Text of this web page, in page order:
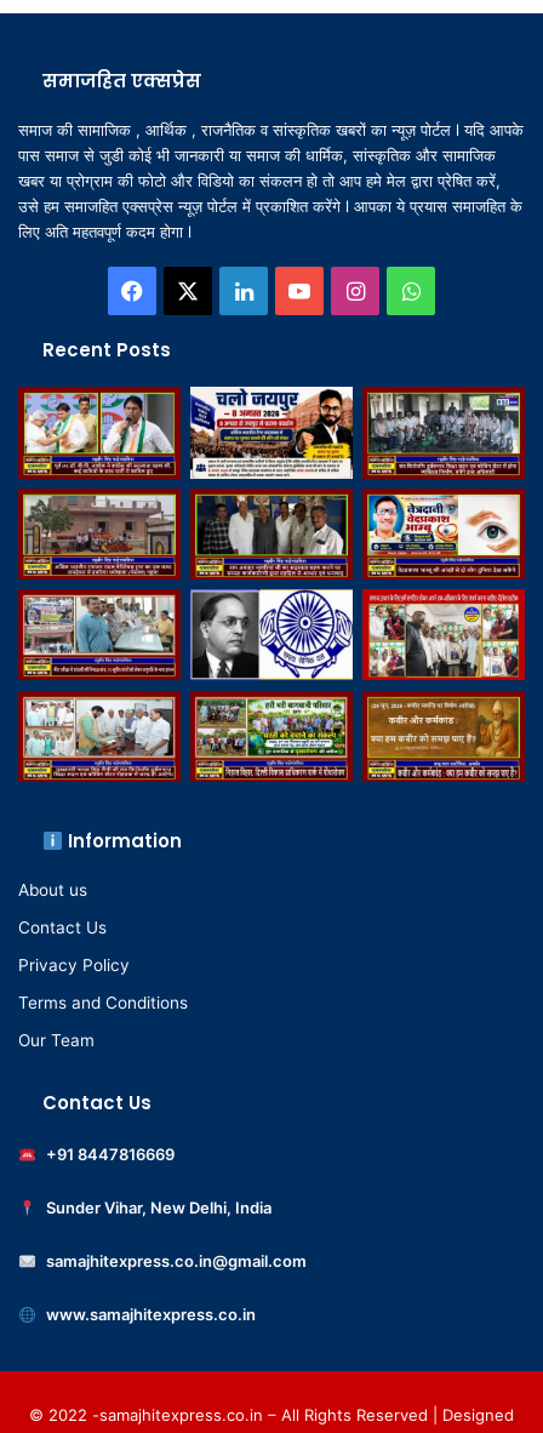
समाजहित एक्सप्रेस
समाज की सामाजिक , आर्थिक , राजनैतिक व सांस्कृतिक खबरों का न्यूज़ पोर्टल l यदि आपके
पास समाज से जुडी कोई भी जानकारी या समाज की धार्मिक, सांस्कृतिक और सामाजिक
खबर या प्रोग्राम की फोटो और विडियो का संकलन हो तो आप हमे मेल द्वारा प्रेषित करें,
उसे हम समाजहित एक्सप्रेस न्यूज़ पोर्टल में प्रकाशित करेंगे l आपका ये प्रयास समाजहित के
लिए अति महतवपूर्ण कदम होगा l
Facebook LinkedInYouTubeInstagramWhatsApp
Recent Posts
Information
About us
Contact Us
Privacy Policy
Terms and Conditions
Our Team
Contact Us
+91 8447816669
Sunder Vihar, New Delhi, India
samajhitexpress.co.in@gmail.com
www.samajhitexpress.co.in
© 2022 -samajhitexpress.co.in – All Rights Reserved | Designed